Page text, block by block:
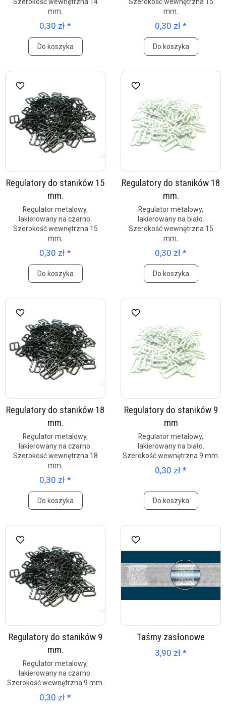
mm.
0,30 zł *
Do koszyka
mm.
0,30 zł *
Do koszyka
Regulatory do staników 15
mm.
Regulator metalowy,
lakierowany na czarno.
Szerokość wewnętrzna 15
mm.
0,30 zł *
Do koszyka
Regulatory do staników 18
mm.
Regulator metalowy,
lakierowany na biało.
Szerokość wewnętrzna 15
mm.
0,30 zł *
Do koszyka
Regulatory do staników 18
mm.
Regulator metalowy,
lakierowany na czarno.
Szerokość wewnętrzna 18
mm.
0,30 zł *
Do koszyka
Regulatory do staników 9
mm
Regulator metalowy,
lakierowany na biało.
Szerokość wewnętrzna 9 mm.
0,30 zł *
Do koszyka
Regulatory do staników 9
mm.
Regulator metalowy,
lakierowany na czarno.
Szerokość wewnętrzna 9 mm.
0,30 zł *
Taśmy zasłonowe
3,90 zł *